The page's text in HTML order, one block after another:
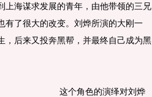
海谋求发展的青年，由他带领的三兄
有了很大的改变。刘烨所演的大刚一
，后来又投奔黑帮，并最终自己成为黑
这个角色的演绎对刘烨